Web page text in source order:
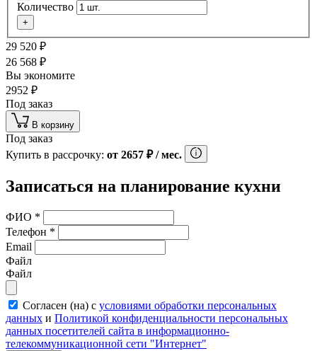
Количество
+
29 520 ₽
26 568 ₽
Вы экономите
2952 ₽
Под заказ
В корзину
Под заказ
Купить в рассрочку: от 2657 ₽/ мес.
Записаться на планирование кухни
ФИО *
Телефон *
Email
Файл
Файл
Согласен (на) с условиями обработки персональных
данных и Политикой конфиденциальности персональных
данных посетителей сайта в информационно-
телекоммуникационной сети "Интернет"